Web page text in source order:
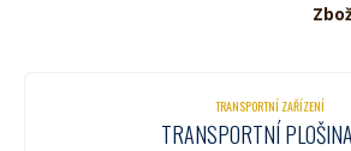
TRANSPORTNÍ ZAŘÍZENÍ
TRANSPORTNÍ